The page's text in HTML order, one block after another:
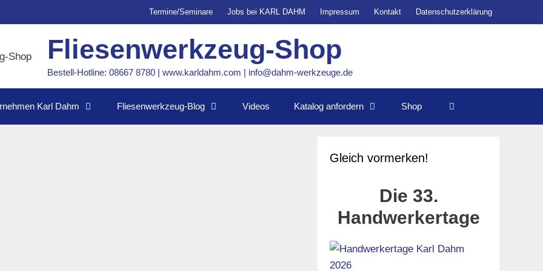
Termine/Seminare Jobs bei KARL DAHM Impressum Kontakt Datenschutzerklärung
Fliesenwerkzeug-Shop
Bestell-Hotline: 08667 8780 | www.karldahm.com | info@dahm-werkzeuge.de
Karl Dahm Fliesenwerkzeug-Blog Videos Katalog anfordern Shop
Gleich vormerken!
Die 33.
Handwerkertage